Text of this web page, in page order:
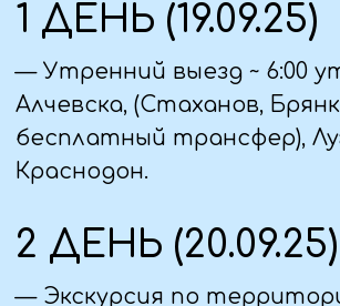
судьбах многих известных людей.
— обед в кафе города
— Автобусная обзорная экскурсия по
Санкт-Петербургу, знакомство с
парадными ансамблями: Стрелка
Васильевского острова,
Марсово поле, Сенатская площадь,
Исаакиевская площадь, Дворцовая
города: Адмиралтейство, Медный
всадник, крейсер «Аврора»
— Размещение в отеле, свободное
время.